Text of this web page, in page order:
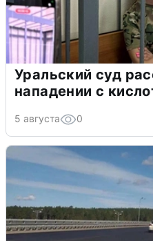
Уральский суд
нападении с
5 августа 0